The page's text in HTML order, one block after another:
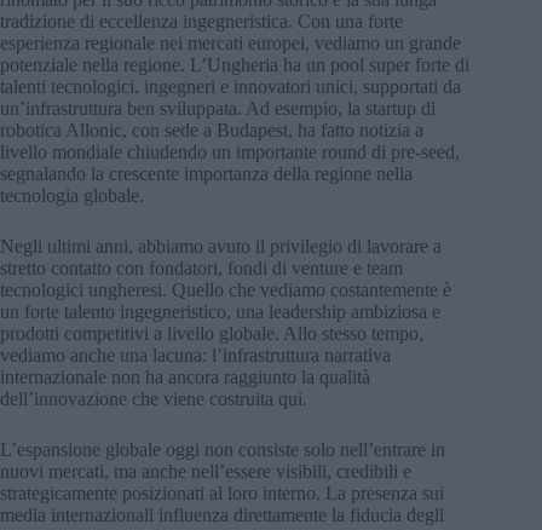
tradizione di eccellenza ingegneristica. Con una forte
esperienza regionale nei mercati europei, vediamo un grande
potenziale nella regione. L’Ungheria ha un pool super forte di
talenti tecnologici, ingegneri e innovatori unici, supportati da
un’infrastruttura ben sviluppata. Ad esempio, la startup di
robotica Allonic, con sede a Budapest, ha fatto notizia a
livello mondiale chiudendo un importante round di pre-seed,
segnalando la crescente importanza della regione nella
tecnologia globale.
Negli ultimi anni, abbiamo avuto il privilegio di lavorare a
stretto contatto con fondatori, fondi di venture e team
tecnologici ungheresi. Quello che vediamo costantemente è
un forte talento ingegneristico, una leadership ambiziosa e
prodotti competitivi a livello globale. Allo stesso tempo,
vediamo anche una lacuna: l’infrastruttura narrativa
internazionale non ha ancora raggiunto la qualità
dell’innovazione che viene costruita qui.
L’espansione globale oggi non consiste solo nell’entrare in
nuovi mercati, ma anche nell’essere visibili, credibili e
strategicamente posizionati al loro interno. La presenza sui
media internazionali influenza direttamente la fiducia degli